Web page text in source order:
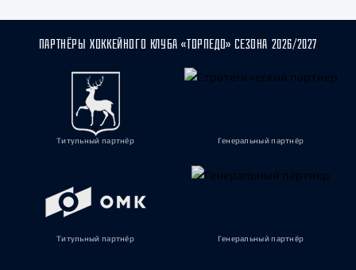
ПАРТНЁРЫ ХОККЕЙНОГО КЛУБА «ТОРПЕДО» СЕЗОНА 2026/2027
Титульный партнёр Генеральный партнёр
Титульный партнёр Генеральный партнёр